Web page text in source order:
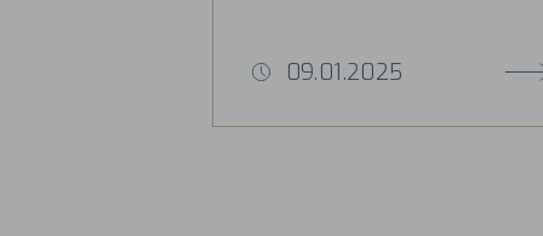
09.01.2025